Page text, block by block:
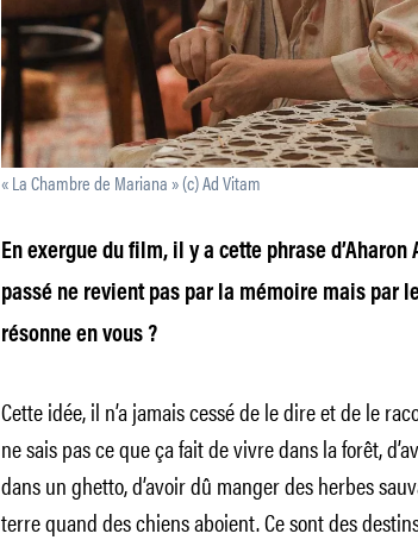
« La Chambre de Mariana » (c) Ad Vitam
En exergue du film, il y a cette phrase
passé ne revient pas par la mémoire mais par
résonne en vous ?
Cette idée, il n’a jamais cessé de le dire et de le
ne sais pas ce que ça fait de vivre dans la forêt,
dans un ghetto, d’avoir dû manger des herbes
terre quand des chiens aboient. Ce sont des